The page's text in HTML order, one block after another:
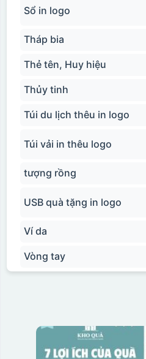
Sổ in logo
Tháp bia
Thẻ tên, Huy hiệu
Thủy tinh
Túi du lịch thêu in logo
Túi vải in thêu logo
tượng rồng
USB quà tặng in logo
Ví da
Vòng tay